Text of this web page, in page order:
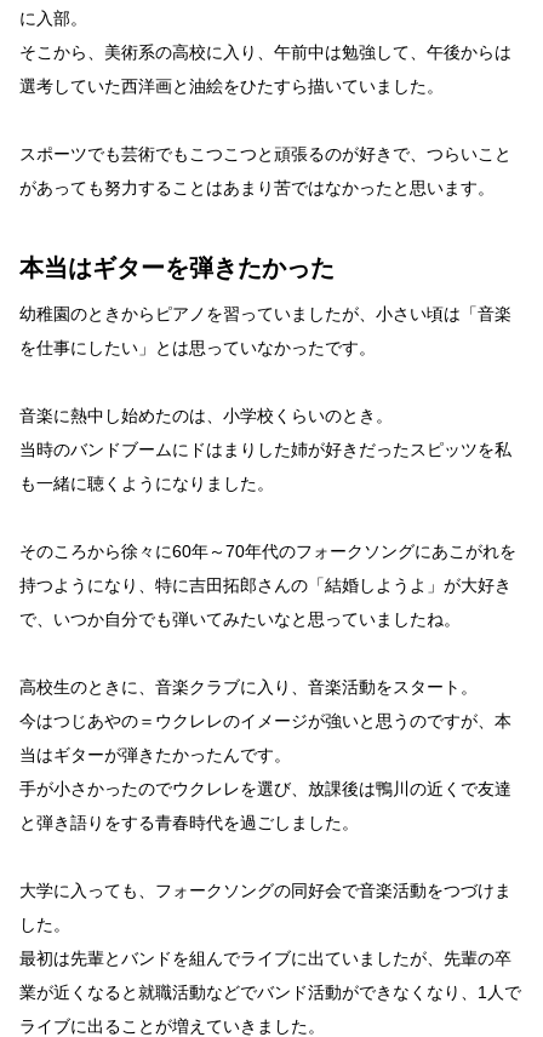
に入部。
そこから、美術系の高校に入り、午前中は勉強して、午後からは
選考していた西洋画と油絵をひたすら描いていました。
スポーツでも芸術でもこつこつと頑張るのが好きで、つらいこと
があっても努力することはあまり苦ではなかったと思います。
本当はギターを弾きたかった
幼稚園のときからピアノを習っていましたが、小さい頃は「音楽
を仕事にしたい」とは思っていなかったです。
音楽に熱中し始めたのは、小学校くらいのとき。
当時のバンドブームにドはまりした姉が好きだったスピッツを私
も一緒に聴くようになりました。
そのころから徐々に60年～70年代のフォークソングにあこがれを
持つようになり、特に吉田拓郎さんの「結婚しようよ」が大好き
で、いつか自分でも弾いてみたいなと思っていましたね。
高校生のときに、音楽クラブに入り、音楽活動をスタート。
今はつじあやの＝ウクレレのイメージが強いと思うのですが、本
当はギターが弾きたかったんです。
手が小さかったのでウクレレを選び、放課後は鴨川の近くで友達
と弾き語りをする青春時代を過ごしました。
大学に入っても、フォークソングの同好会で音楽活動をつづけま
した。
最初は先輩とバンドを組んでライブに出ていましたが、先輩の卒
業が近くなると就職活動などでバンド活動ができなくなり、1人で
ライブに出ることが増えていきました。